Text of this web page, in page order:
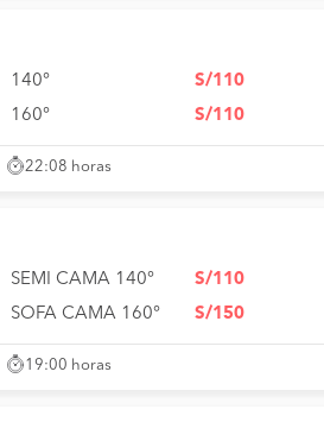
140°
160°
S/110
S/110
22:08 horas
SEMI CAMA 140°
SOFA CAMA 160°
S/110
S/150
19:00 horas